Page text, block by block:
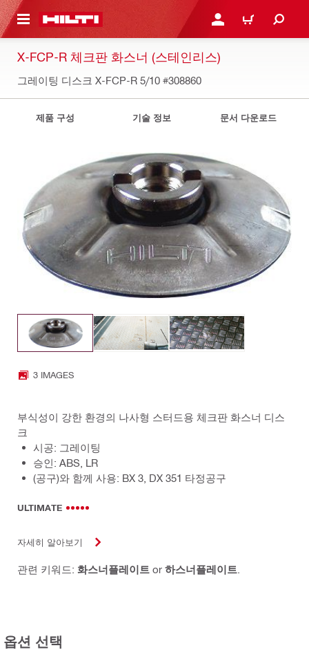
으로 건너뛰기 로그인 또는 회원가입
장바구니
X-FCP-R 체크판 화스너 (스테인리스)
그레이팅 디스크 X-FCP-R 5/10 #308860
제품 구성 기술 정보 문서 다운로드
3 IMAGES
부식성이 강한 환경의 나사형 스터드용 체크판 화스너 디스
크
시공: 그레이팅
승인: ABS, LR
(공구)와 함께 사용: BX 3, DX 351 타정공구
ULTIMATE
자세히 알아보기
관련 키워드: 화스너플레이트 or 하스너플레이트
옵션 선택